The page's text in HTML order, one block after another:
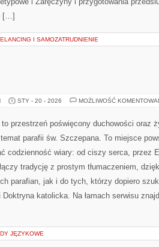
[…]
I SAMOZATRUDNIENIE
STY - 20 - 2026 MOŻLIWOŚĆ
przestrzeń poświęcony duchowości oraz
parafii św. Szczepana. To miejsce
codzienność wiary: od ciszy serca, przez
tradycję z prostym tłumaczeniem,
parafian, jak i do tych, którzy dopiero
katolicka. Na łamach serwisu
JĘZYKOWE